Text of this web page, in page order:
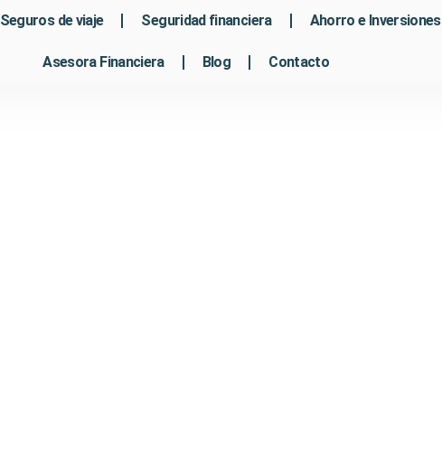
Seguros de viaje Seguridad financiera Ahorro e Inversiones
Asesora Financiera Blog Contacto